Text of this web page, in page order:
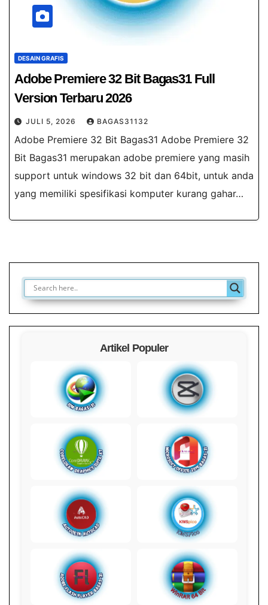
DESAIN GRAFIS
Adobe Premiere 32 Bit Bagas31​ Full
Version Terbaru 2026
JULI 5, 2026 BAGAS31132
Adobe Premiere 32 Bit Bagas31 Adobe Premiere 32
Bit Bagas31 merupakan adobe premiere yang masih
support untuk windows 32 bit dan 64bit, untuk anda
yang memiliki spesifikasi komputer kurang gahar…
Artikel Populer